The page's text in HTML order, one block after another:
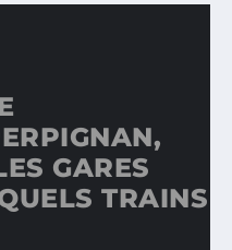
GARES
TRAINS